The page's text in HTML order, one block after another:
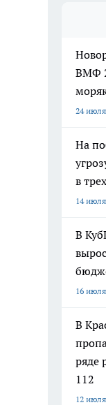
ВМФ
24 июля
На
в
14 июля
В
16 июля
В
ряде
112
12 июля